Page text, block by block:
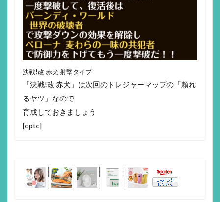
決戦!改 赤犬 射撃タイプ
「決戦!改 赤犬」は次回のトレジャーマップの「頼れ
るヤツ」なので
育成しておきましょう
[optc]